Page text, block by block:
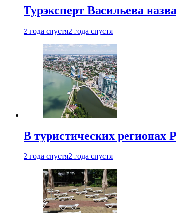
Турэксперт Васильева
2 года спустя2 года спустя
В туристических регионах
2 года спустя2 года спустя